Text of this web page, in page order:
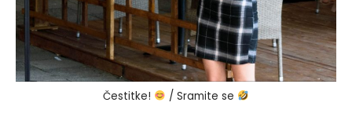
Čestitke! / Sramite se